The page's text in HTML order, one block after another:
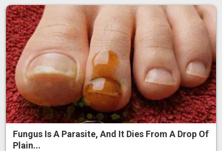
Fungus Is A Parasite, And It Dies From A Drop Of
Plain...